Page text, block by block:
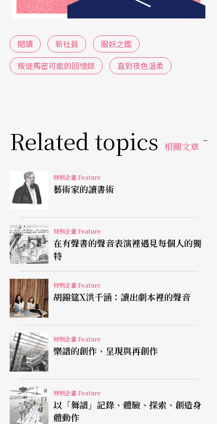
年的習慣了。」
作者艾力克．菲耶（Eric Faye）在朱嘉漢訪談中，
熱情地提到了他的創作醞釀期是他最喜歡的時刻，
道是否有門，這方向有路，但一旦找到了，就是令
人興奮的『通道』（passage）。」一個主題可以刺
激他兩年，他極其享受大量閱讀的時光。
我舉上述的這些例子是想說明，具有天分的人通常
也都異常用功，你還在寫一部戲只看一本書？或是
什麼都不看不取才以為光靠貧乏的生活經驗與意識
形態就可以？不要做夢了，夢裡什麼都有，趕快去
蹲馬步練基本功吧。
閱讀 新社員
服妖之鑑
叛徒馬密可能的回憶錄
直到夜色溫柔
Related topics 相關文章
特別企畫 Feature
藝術家的讀書術
特別企畫 Feature
在有聲書的聲音表演裡遇見每個人的獨
特
特別企畫 Feature
胡錦筵X洪千涵：讀出劇本裡的聲音
特別企畫 Feature
樂譜的創作、呈現與再創作
特別企畫 Feature
以「舞譜」記錄、體驗、探索、創造身
體動作